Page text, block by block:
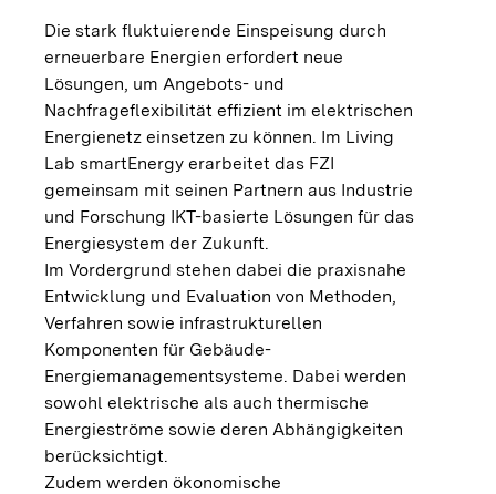
Die stark fluktuierende Einspeisung durch
erneuerbare Energien erfordert neue
Lösungen, um Angebots- und
Nachfrageflexibilität effizient im elektrischen
Energienetz einsetzen zu können. Im Living
Lab smartEnergy erarbeitet das FZI
gemeinsam mit seinen Partnern aus Industrie
und Forschung IKT-basierte Lösungen für das
Energiesystem der Zukunft.
Im Vordergrund stehen dabei die praxisnahe
Entwicklung und Evaluation von Methoden,
Verfahren sowie infrastrukturellen
Komponenten für Gebäude-
Energiemanagementsysteme. Dabei werden
sowohl elektrische als auch thermische
Energieströme sowie deren Abhängigkeiten
berücksichtigt.
Zudem werden ökonomische